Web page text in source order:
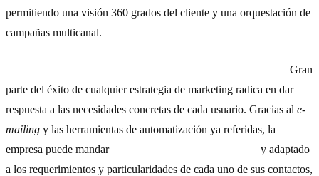
permitiendo una visión 360 grados del cliente y una orquestación de
campañas multicanal.
Gran
parte del éxito de cualquier estrategia de marketing radica en dar
respuesta a las necesidades concretas de cada usuario. Gracias al e-
mailing y las herramientas de automatización ya referidas, la
empresa puede mandar
y adaptado
a los requerimientos y particularidades de cada uno de sus contactos,